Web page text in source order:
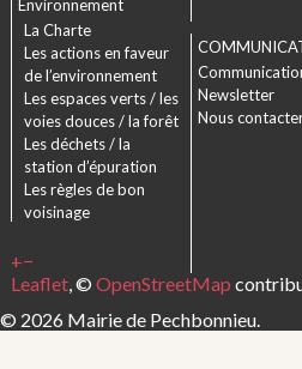
+−
Leaflet, © OpenStreetMap
Environnement
La Charte
Les actions en faveur
de l’environnement
Les espaces verts / les
voies douces / la forêt
Les déchets / la
station d’épuration
Les règles de bon
voisinage
Newsletter
Nous
© 2026 Mairie de Pechbonnieu.